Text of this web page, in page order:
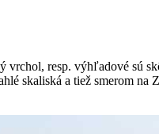
resp. výhľadové sú
skaliská a tiež smerom